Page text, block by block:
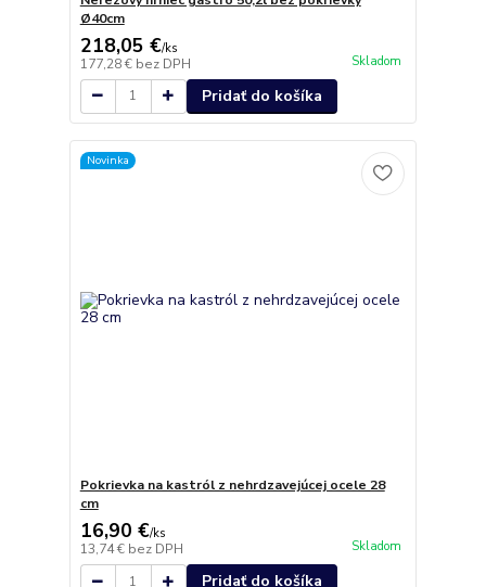
Ø40cm
218,05 €/ks
177,28 € bez DPH Skladom
Pridať do košíka
Novinka
Pokrievka na kastról z nehrdzavejúcej ocele 28
cm
16,90 €/ks
13,74 € bez DPH Skladom
Pridať do košíka